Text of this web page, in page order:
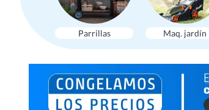
Parrillas Maq. jardín